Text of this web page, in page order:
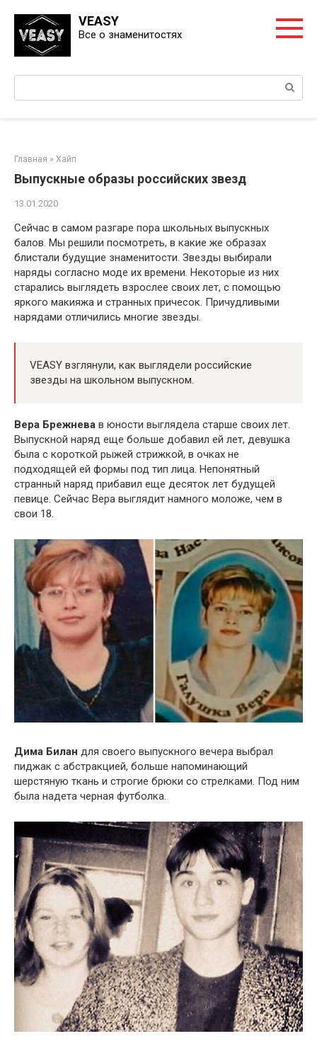
контенту
VEASY
Все о знаменитостях
Главная » Хайп
Выпускные образы российских звезд
13.01.2020
Сейчас в самом разгаре пора школьных выпускных
балов. Мы решили посмотреть, в какие же образах
блистали будущие знаменитости. Звезды выбирали
наряды согласно моде их времени. Некоторые из них
старались выглядеть взрослее своих лет, с помощью
яркого макияжа и странных причесок. Причудливыми
нарядами отличились многие звезды.
VEASY взглянули, как выглядели российские
звезды на школьном выпускном.
Вера Брежнева в юности выглядела старше своих лет.
Выпускной наряд еще больше добавил ей лет, девушка
была с короткой рыжей стрижкой, в очках не
подходящей ей формы под тип лица. Непонятный
странный наряд прибавил еще десяток лет будущей
певице. Сейчас Вера выглядит намного моложе, чем в
свои 18.
Дима Билан для своего выпускного вечера выбрал
пиджак с абстракцией, больше напоминающий
шерстяную ткань и строгие брюки со стрелками. Под ним
была надета черная футболка.